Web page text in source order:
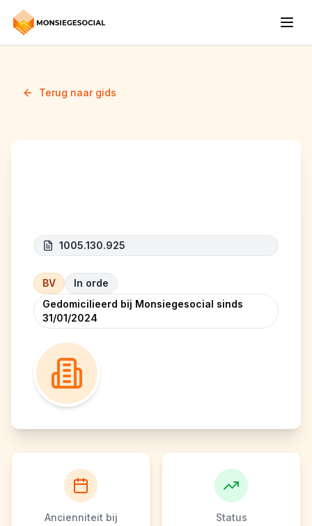
Terug naar gids
1005.130.925
BV
In orde
Gedomicilieerd bij Monsiegesocial sinds
31/01/2024
Ancienniteit bij
Status